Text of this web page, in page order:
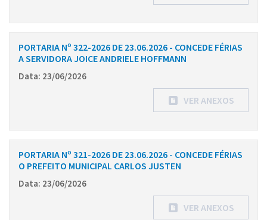
PORTARIA Nº 322-2026 DE 23.06.2026 - CONCEDE FÉRIAS
A SERVIDORA JOICE ANDRIELE HOFFMANN
Data: 23/06/2026
VER ANEXOS
PORTARIA Nº 321-2026 DE 23.06.2026 - CONCEDE FÉRIAS
O PREFEITO MUNICIPAL CARLOS JUSTEN
Data: 23/06/2026
VER ANEXOS